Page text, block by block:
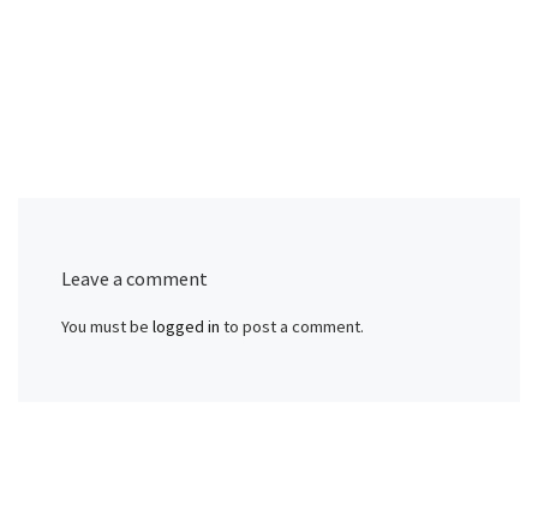
Leave a comment
You must belogged in to post a comment.